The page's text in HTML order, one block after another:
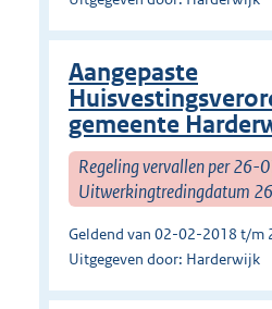
Aangepaste
gemeente
Regeling vervallen per
Uitwerkingtredingdatum
Geldend van 02-02-2018 t/m
Uitgegeven door: Harderwijk